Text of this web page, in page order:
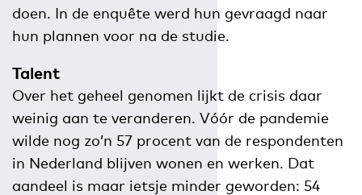
doen. In de enquête werd hun gevraagd naar
hun plannen voor na de studie.
Talent
Over het geheel genomen lijkt de crisis daar
weinig aan te veranderen. Vóór de pandemie
wilde nog zo’n 57 procent van de respondenten
in Nederland blijven wonen en werken. Dat
aandeel is maar ietsje minder geworden: 54